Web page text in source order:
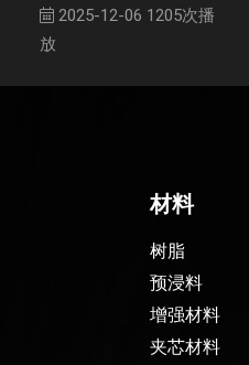
2025-12-06 1205次播
放
材料
树脂
预浸料
增强材料
夹芯材料